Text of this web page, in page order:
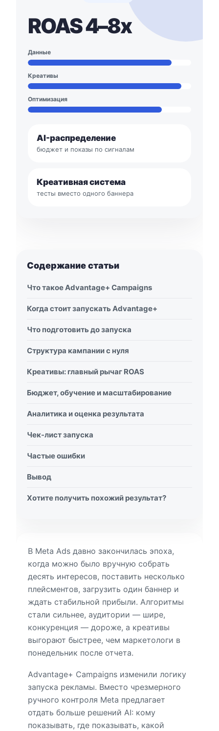
ROAS 4–8x
Данные
Креативы
Оптимизация
AI-распределение
бюджет и показы по сигналам
Креативная система
тесты вместо одного баннера
Содержание статьи
Что такое Advantage+ Campaigns
Когда стоит запускать Advantage+
Что подготовить до запуска
Структура кампании с нуля
Креативы: главный рычаг ROAS
Бюджет, обучение и масштабирование
Аналитика и оценка результата
Чек-лист запуска
Частые ошибки
Вывод
Хотите получить похожий результат?
В Meta Ads давно закончилась эпоха,
когда можно было вручную собрать
десять интересов, поставить несколько
плейсментов, загрузить один баннер и
ждать стабильной прибыли. Алгоритмы
стали сильнее, аудитории — шире,
конкуренция — дороже, а креативы
выгорают быстрее, чем маркетологи в
понедельник после отчета.
Advantage+ Campaigns изменили логику
запуска рекламы. Вместо чрезмерного
ручного контроля Meta предлагает
отдать больше решений AI: кому
показывать, где показывать, какой